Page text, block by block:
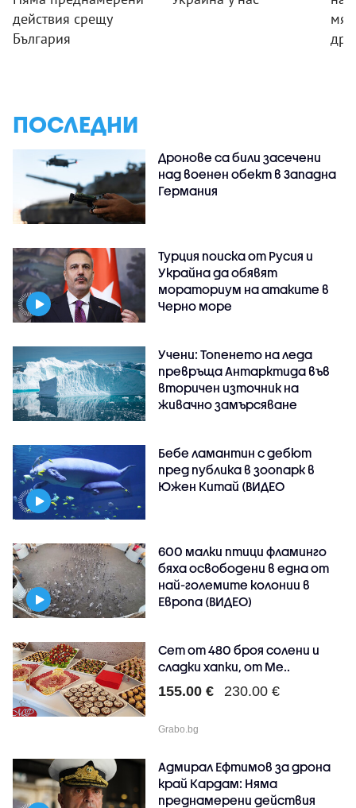
действия срещу
България
ПОСЛЕДНИ
Дронове са били засечени
над военен обект в Западна
Германия
Турция поиска от Русия и
Украйна да обявят
мораториум на атаките в
Черно море
Учени: Топенето на леда
превръща Антарктида във
вторичен източник на
живачно замърсяване
Бебе ламантин с дебют
пред публика в зоопарк в
Южен Китай (ВИДЕО
600 малки птици фламинго
бяха освободени в една от
най-големите колонии в
Европа (ВИДЕО)
Сет от 480 броя солени и
сладки хапки, от Ме..
155.00 € 230.00 €
Grabo.bg
Адмирал Ефтимов за дрона
край Кардам: Няма
преднамерени действия